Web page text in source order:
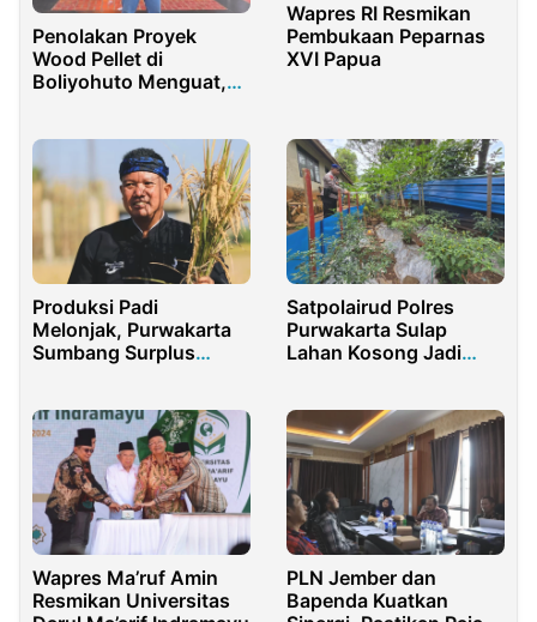
Penolakan Proyek
Wood Pellet di
Boliyohuto Menguat,
Ancaman Lingkungan
Wapres RI Resmikan
Pembukaan Peparnas
XVI Papua
Produksi Padi
Melonjak, Purwakarta
Sumbang Surplus
Satpolairud Polres
Purwakarta Sulap
Lahan Kosong Jadi
Wapres Ma’ruf Amin
Resmikan Universitas
PLN Jember dan
Bapenda Kuatkan